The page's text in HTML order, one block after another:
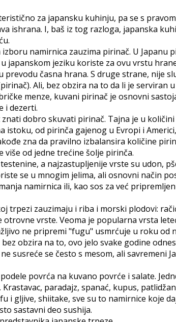
za japansku kuhinju, pa se s
ishrana. I, baš iz tog razloga, japanska
namirnica zauzima pirinač. U
japanskom jeziku koriste za ovu vrstu
prevodu časna hrana. S druge strane, nije
Ali, bez obzira na to da li je
menze, kuvani pirinač je osnovni
i dezerti.
dobro skuvati pirinač. Tajna je u
od pirinča gajenog u Evropi i
zna da pravilno izbalansira količine
više od jedne trećine šolje pirinča.
a najzastupljenije vrste su udon,
se u mnogim jelima, ali osnovni način
namirnica ili, kao sos za već
trpezi zauzimaju i riba i morski plodovi:
otrovne vrste. Veoma je popularna vrsta
ne pripremi "fugu" usmrćuje u roku od
obzira na to, ovo jelo svake godine
susreće se često s mesom, ali
povrća na kuvano povrće i salate.
paradajz, spanać, kupus,
i gljive, shiitake, sve su to namirnice koje
sastavni deo sushija.